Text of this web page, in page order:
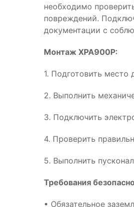
необходимо
повреждений.
документации с
Монтаж XPA900P:
1. Подготовить место
2. Выполнить
3. Подключить
4. Проверить
5. Выполнить
Требования
• Обязательное